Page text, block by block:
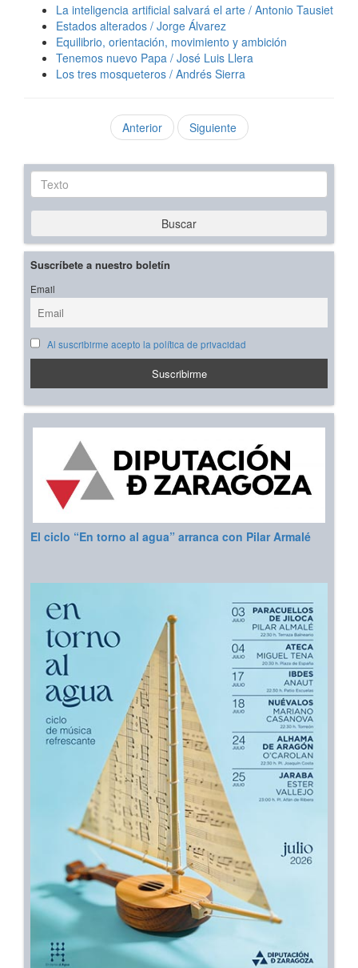
La inteligencia artificial salvará el arte / Antonio Tausiet
Estados alterados / Jorge Álvarez
Equilibrio, orientación, movimiento y ambición
Tenemos nuevo Papa / José Luis Llera
Los tres mosqueteros / Andrés Sierra
Anterior Siguiente
Texto
Buscar
Suscríbete a nuestro boletín
Email
Al suscribirme acepto la política de privacidad
El ciclo “En torno al agua” arranca con Pilar Armalé